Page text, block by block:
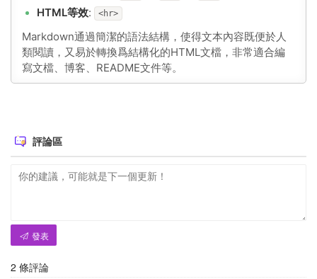
HTML等效: <hr>
Markdown通過簡潔的語法結構，使得文本內容既便於人
類閱讀，又易於轉換爲結構化的HTML文檔，非常適合編
寫文檔、博客、README文件等。
評論區
發表
2 條評論